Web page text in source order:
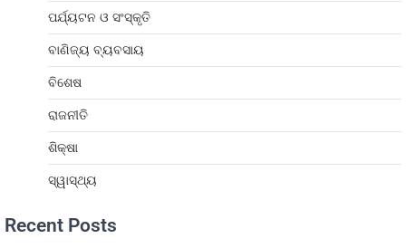
ପର୍ଯ୍ୟଟନ ଓ ସଂସ୍କୃତି
ବାଣିଜ୍ୟ ବ୍ୟବସାୟ
ବିଶେଷ
ରାଜନୀତି
ଶିକ୍ଷା
ସ୍ୱାସ୍ଥ୍ୟ
Recent Posts